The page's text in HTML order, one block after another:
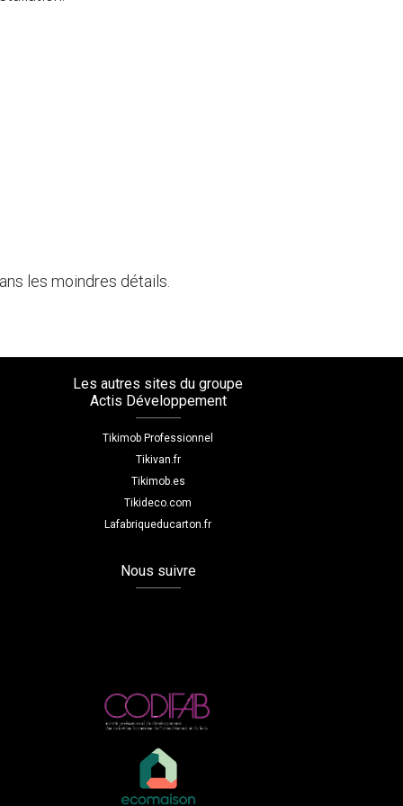
les moindres détails.
Les autres sites du groupe
Actis Développement
Tikimob Professionnel
Tikivan.fr
Tikimob.es
Tikideco.com
Lafabriqueducarton.fr
Nous suivre